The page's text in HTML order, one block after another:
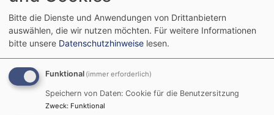
Medien ausleihen --- das
digitale Angebot der
Evangelischen
Öffentlichen Bücherei
Auswählen, einloggen, herunterladen – so einfach funktioniert das
digitale Ausleihen bei der Bücherei
Bitte die Dienste und Anwendungen von Drittanbietern
auswählen, die wir nutzen möchten. Für weitere Informationen
bitte unsere Datenschutzhinweise lesen.
Funktional (immer erforderlich)
Speichern von Daten: Cookie für die Benutzersitzung
Zweck: Funktional